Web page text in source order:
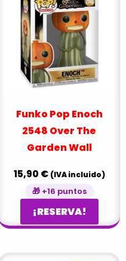
Funko Pop Enoch
2548 Over The
Garden Wall
15,90 € (IVA incluido)
🎁 +16 puntos
¡RESERVA!